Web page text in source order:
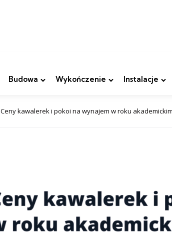
Budowa Wykończenie Instalacje
Ceny kawalerek i pokoi na wynajem w roku